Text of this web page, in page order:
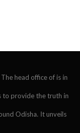
head office of is in
to provide the truth in
Odisha. It unveils